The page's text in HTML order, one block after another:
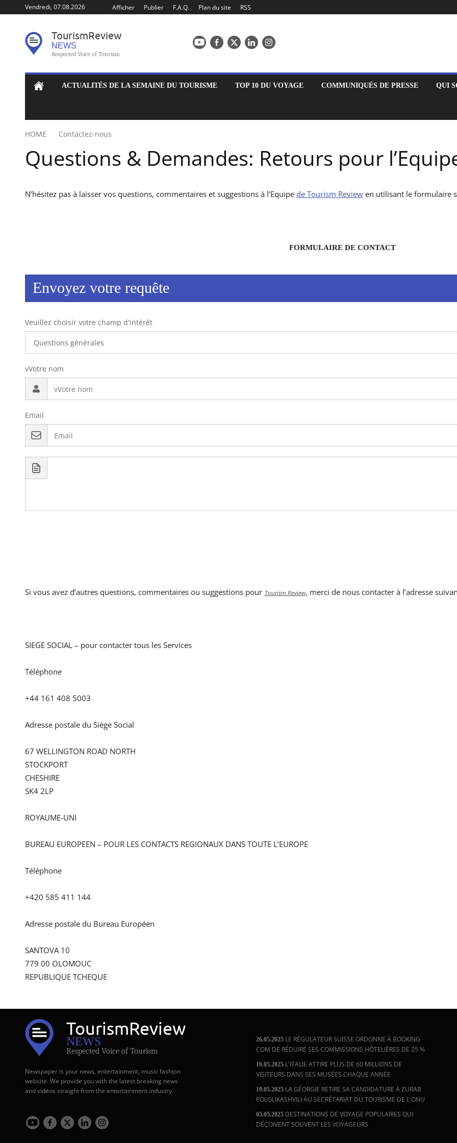
Vendredi, 07.08.2026 Afficher Publier F.A.Q. Plan du site RSS
TourismReview
NEWS
Respected Voice of Tourism
ACTUALITÉS DE LA SEMAINE DU TOURISME TOP 10 DU VOYAGE COMMUNIQUÉS DE PRESSE QUI
HOME Contactez-nous
Questions & Demandes: Retours pour
N’hésitez pas à laisser vos questions, commentaires et suggestions à l’Equipe de Tourism Reviewen utilisant le formulaire
FORMULAIRE DE CONTACT
Envoyez votre requête
Veuillez choisir votre champ d'intérêt
vVotre nom
Email
Si vous avez d’autres questions, commentaires ou suggestions pour Tourism Review, merci de nous contacter à l’adresse
SIEGE SOCIAL – pour contacter tous les Services
Téléphone
+44 161 408 5003
Adresse postale du Siège Social
67 WELLINGTON ROAD NORTH
STOCKPORT
CHESHIRE
SK4 2LP
ROYAUME-UNI
BUREAU EUROPEEN – POUR LES CONTACTS REGIONAUX DANS TOUTE L’EUROPE
Téléphone
+420 585 411 144
Adresse postale du Bureau Européen
SANTOVA 10
779 00 OLOMOUC
REPUBLIQUE TCHEQUE
TourismReview
NEWS
Respected Voice of Tourism
Newspaper is your news, entertainment, music fashion
website. We provide you with the latest breaking news
and videos straight from the entertainment industry.
26.05.2025LE RÉGULATEUR SUISSE ORDONNE À BOOKING
COM DE RÉDUIRE SES COMMISSIONS HÔTELIÈRES DE 25 %
19.05.2025L'ITALIE ATTIRE PLUS DE 60 MILLIONS DE
VISITEURS DANS SES MUSÉES CHAQUE ANNÉE
19.05.2025LA GÉORGIE RETIRE SA CANDIDATURE À ZURAB
POLOLIKASHVILI AU SECRÉTARIAT DU TOURISME DE L'ONU
05.05.2025DESTINATIONS DE VOYAGE POPULAIRES QUI
DÉÇOIVENT SOUVENT LES VOYAGEURS